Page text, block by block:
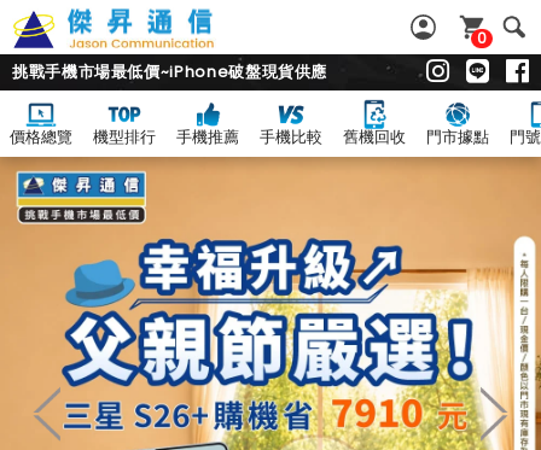
0
挑戰手機市場最低價~iPhone破盤現貨供應
價格總覽 機型排行 手機推薦 手機比較 舊機回收 門市據點 門